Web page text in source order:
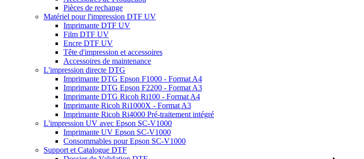
Pièces de rechange
Matériel pour l'impression DTF UV
Imprimante DTF UV
Film DTF UV
Encre DTF UV
Tête d'impression et accessoires
Accessoires de maintenance
L'impression directe DTG
Imprimante DTG Epson F1000 - Format A4
Imprimante DTG Epson F2200 - Format A3
Imprimante DTG Ricoh Ri100 - Format A4
Imprimante Ricoh Ri1000X - Format A3
Imprimante Ricoh Ri4000 Pré-traitement intégré
L'impression UV avec Epson SC-V1000
Imprimante UV Epson SC-V1000
Consommables pour Epson SC-V1000
Support et Catalogue DTF